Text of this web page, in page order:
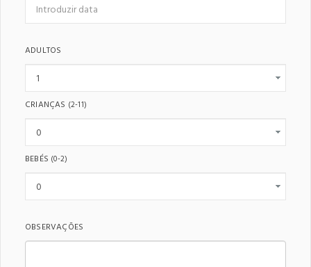
ADULTOS
CRIANÇAS (2-11)
BEBÉS (0-2)
OBSERVAÇÕES